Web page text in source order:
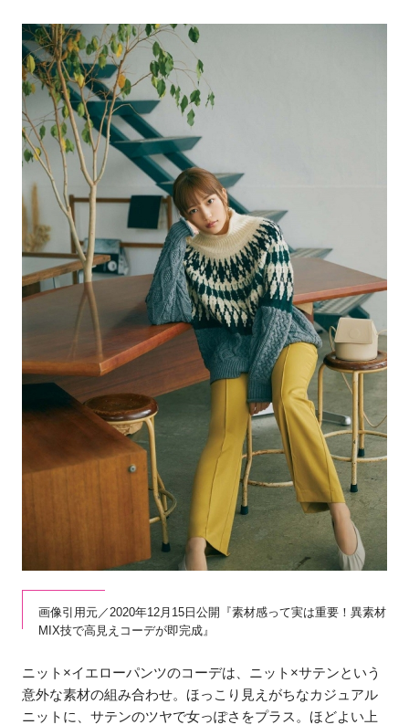
画像引用元／2020年12月15日公開『素材感って実は重要！異素材
MIX技で高見えコーデが即完成』
ニット×イエローパンツのコーデは、ニット×サテンという
意外な素材の組み合わせ。ほっこり見えがちなカジュアル
ニットに、サテンのツヤで女っぽさをプラス。ほどよい上